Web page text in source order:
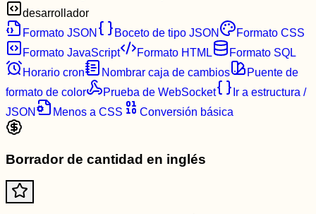
desarrollador
Formato JSON
Boceto de tipo JSON
Formato CSS
Formato JavaScript
Formato HTML
Formato SQL
Horario cron
Nombrar caja de cambios
Puente de
formato de color
Prueba de WebSocket
Ir a estructura /
JSON
Menos a CSS Conversión básica
Borrador de cantidad en inglés